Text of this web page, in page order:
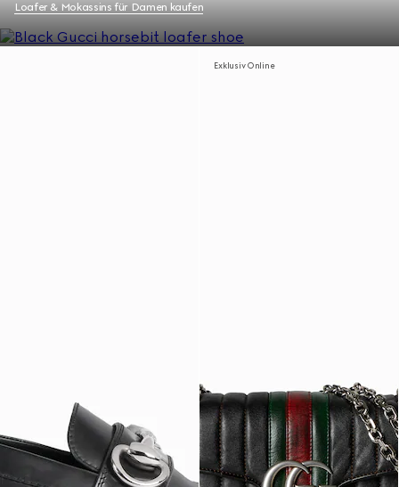
Loafer & Mokassins für Damen kaufen
Exklusiv Online